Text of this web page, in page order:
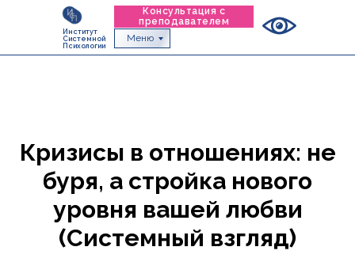
Институт
Системной
Психологии
Консультация с
преподавателем
Меню
Кризисы в отношениях: не
буря, а стройка нового
уровня вашей любви
(Системный взгляд)